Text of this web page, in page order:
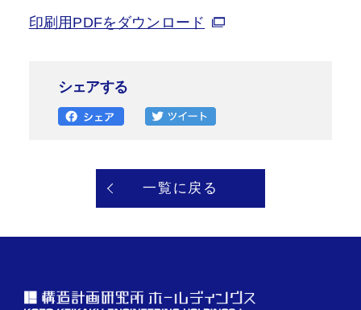
印刷用PDFをダウンロード
シェアする
一覧に戻る